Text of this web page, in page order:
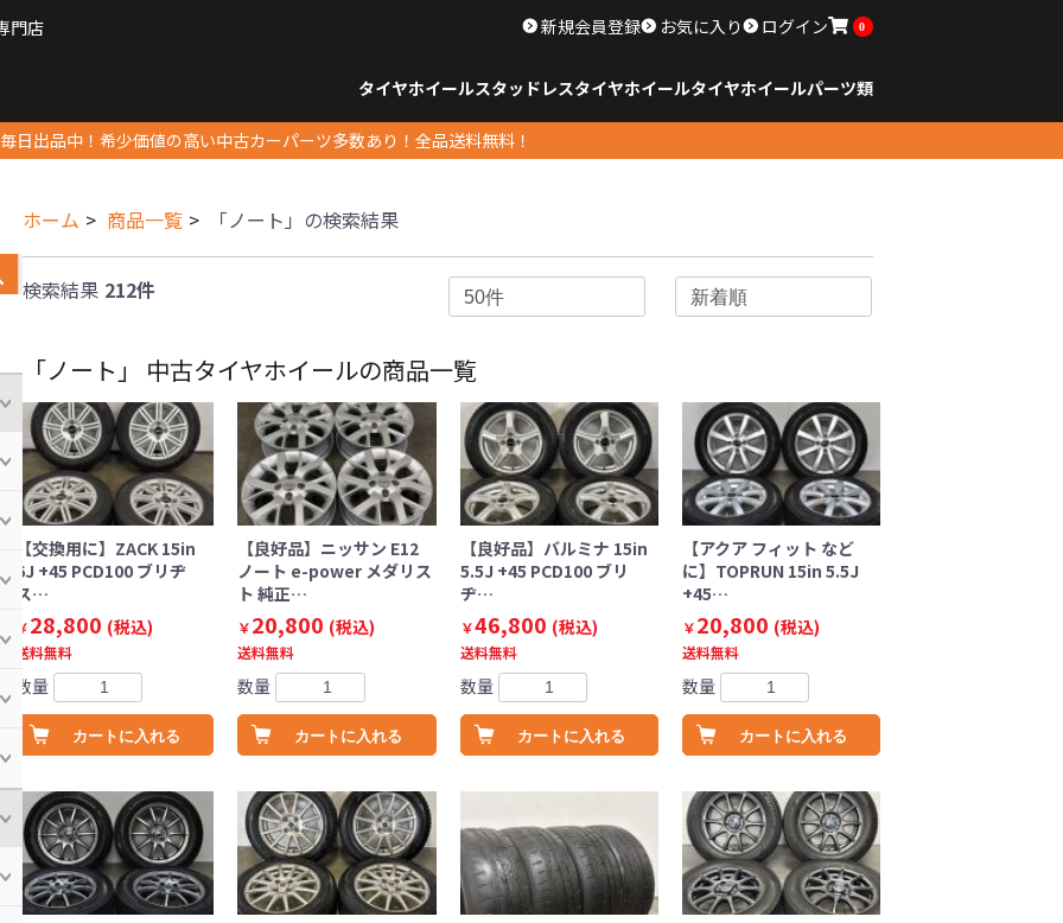
門店 新規会員登録 お気に入り ログイン 0
タイヤホイールスタッドレスタイヤホイールタイヤホイールパーツ類
毎日出品中！希少価値の高い中古カーパーツ多数あり！全品送料無料！
ホーム 商品一覧 「ノート」の検索結果
検索結果 212件
「ノート」 中古タイヤホイールの商品一覧
【交換用に】ZACK 15in
6J +45 PCD100 ブリヂ
ス…
￥28,800 (税込)
送料無料
数量
カートに入れる
【良好品】ニッサン E12
ノート e-power メダリス
ト 純正…
￥20,800 (税込)
送料無料
数量
カートに入れる
【良好品】バルミナ 15in
5.5J +45 PCD100 ブリ
ヂ…
￥46,800 (税込)
送料無料
数量
カートに入れる
【アクア フィット など
に】TOPRUN 15in 5.5J
+45…
￥20,800 (税込)
送料無料
数量
カートに入れる